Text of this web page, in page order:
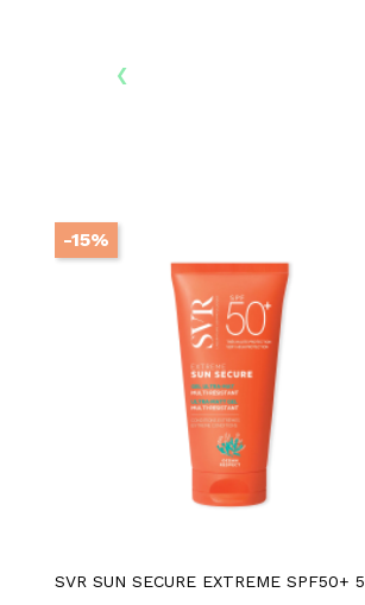
-15%
SVR SUN SECURE EXTREME SPF50+
‹